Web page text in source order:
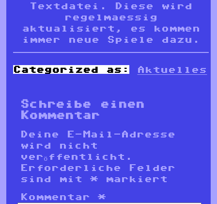
Textdatei. Diese wird
regelmaessig
aktualisiert, es kommen
immer neue Spiele dazu.
Categorized as: Aktuelles
Schreibe einen
Kommentar
Deine E-Mail-Adresse
wird nicht
veröffentlicht.
Erforderliche Felder
sind mit* markiert
Kommentar*